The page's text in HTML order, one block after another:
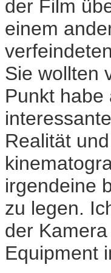
der Film
einem
Sie wollten
Punkt
Realität
irgendeine
zu legen.
der
Equipment